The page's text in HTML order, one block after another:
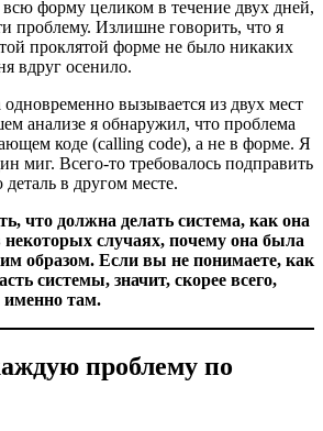
форму целиком в течение двух дней,
проблему. Излишне говорить, что я
проклятой форме не было никаких
вдруг осенило.
вызывается из двух мест
анализе я обнаружил, что проблема
коде (calling code), а не в форме. Я
миг. Всего-то требовалось подправить
в другом месте.
что должна делать система, как она
некоторых случаях, почему она была
образом. Если вы не понимаете, как
системы, значит, скорее всего,
именно там.
проблему по